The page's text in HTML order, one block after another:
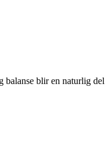
balanse blir en naturlig del